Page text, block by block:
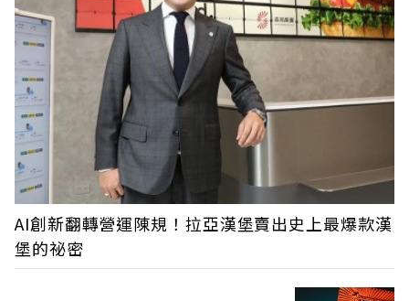
AI創新翻轉營運陳規！拉亞漢堡賣出史上最爆款漢
堡的祕密